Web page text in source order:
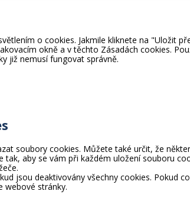
o cookies. Jakmile kliknete na "Uložit
okně a v těchto Zásadách cookies.
již nemusí fungovat správně.
soubory cookies. Můžete také určit, že
aby se vám při každém uložení souboru
jsou deaktivovány všechny cookies. Pokud
webové stránky.